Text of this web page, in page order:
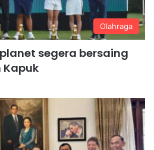
Olahraga
segera bersaing